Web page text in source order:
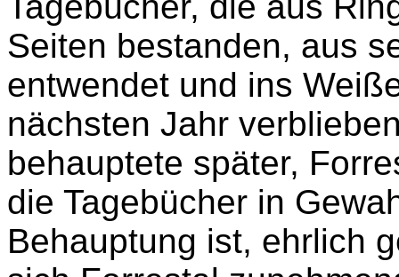
Seiten bestanden, aus
entwendet und ins
nächsten Jahr
behauptete später,
die Tagebücher in
Behauptung ist, ehrlich